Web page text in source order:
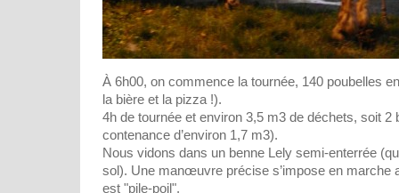
À 6h00, on commence la tournée, 140 poubelles
la bière et la pizza !).
4h de tournée et environ 3,5 m3 de déchets, soit 2
contenance d’environ 1,7 m3).
Nous vidons dans un benne Lely semi-enterrée
sol). Une manœuvre précise s’impose en marche
est "pile-poil".